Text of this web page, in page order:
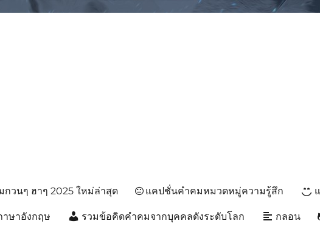
พยสำนวนสุภาษิต, กลอน, มีมโดนๆ 2025
กวนๆ ฮาๆ 2025 ใหม่ล่าสุด แคปชั่นคำคมหมวดหมู่ความรู้สึก
ษาอังกฤษ รวมข้อคิดคำคมจากบุคคลดังระดับโลก กลอน